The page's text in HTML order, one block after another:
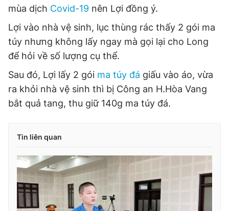
mùa dịch Covid-19 nên Lợi đồng ý.
Lợi vào nhà vệ sinh, lục thùng rác thấy 2 gói ma
túy nhưng không lấy ngay mà gọi lại cho Long
để hỏi về số lượng cụ thể.
Sau đó, Lợi lấy 2 gói ma túy đá giấu vào áo, vừa
ra khỏi nhà vệ sinh thì bị Công an H.Hòa Vang
bắt quả tang, thu giữ 140g ma túy đá.
Tin liên quan